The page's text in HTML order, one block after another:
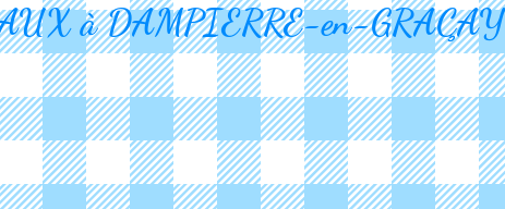
à DAMPIERRE-en-GRAÇAY